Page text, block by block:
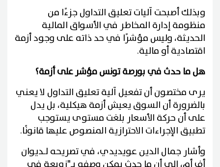
وبذلك أصبحت آليات تعليق التداول جزءًا من
منظومة إدارة المخاطر في الأسواق المالية
الحديثة، وليس مؤشرًا في حد ذاته على وجود أزمة
اقتصادية أو مالية.
هل ما حدث في بورصة تونس مؤشر على أزمة؟
يرى مختصون أن تفعيل آلية تعليق التداول لا يعني
بالضرورة أن السوق يعيش أزمة هيكلية، بل يدل
على أن حركة الأسعار بلغت مستوى يستوجب
تطبيق الإجراءات الاحترازية المنصوص عليها قانونًا.
وأشار جمال الدين عويديدي، في تصريحه لـديوان